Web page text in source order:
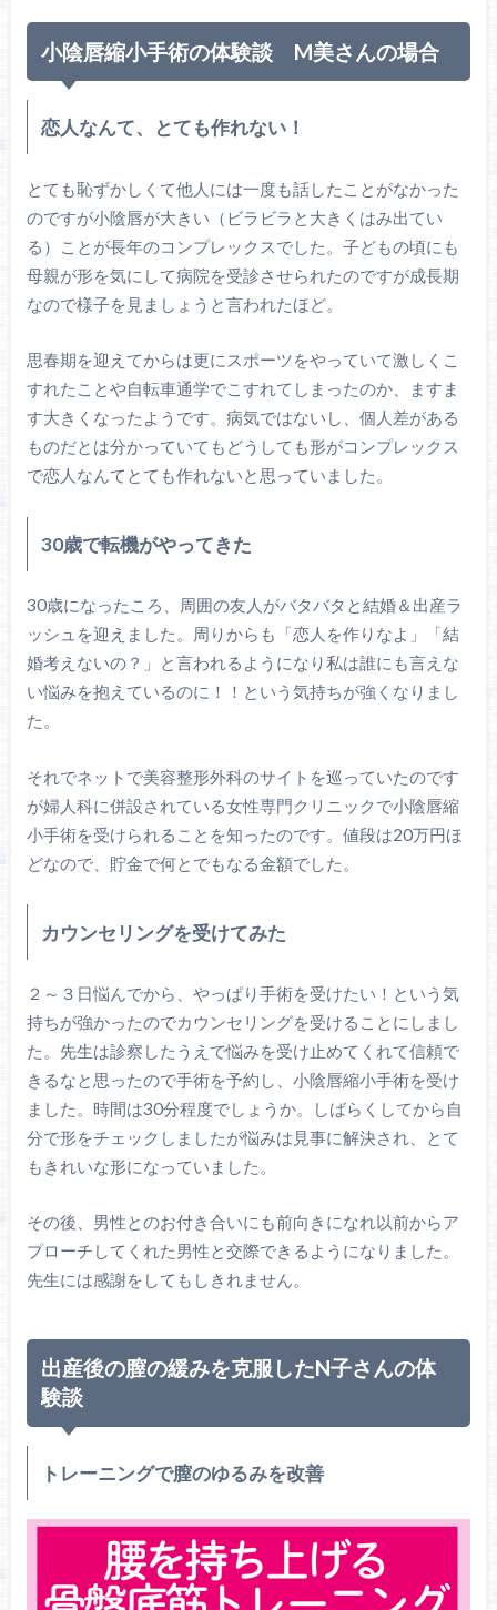
小陰唇縮小手術の体験談 M美さんの場合
恋人なんて、とても作れない！
とても恥ずかしくて他人には一度も話したことがなかった
のですが小陰唇が大きい（ビラビラと大きくはみ出てい
る）ことが長年のコンプレックスでした。子どもの頃にも
母親が形を気にして病院を受診させられたのですが成長期
なので様子を見ましょうと言われたほど。
思春期を迎えてからは更にスポーツをやっていて激しくこ
すれたことや自転車通学でこすれてしまったのか、ますま
す大きくなったようです。病気ではないし、個人差がある
ものだとは分かっていてもどうしても形がコンプレックス
で恋人なんてとても作れないと思っていました。
30歳で転機がやってきた
30歳になったころ、周囲の友人がバタバタと結婚＆出産ラ
ッシュを迎えました。周りからも「恋人を作りなよ」「結
婚考えないの？」と言われるようになり私は誰にも言えな
い悩みを抱えているのに！！という気持ちが強くなりまし
た。
それでネットで美容整形外科のサイトを巡っていたのです
が婦人科に併設されている女性専門クリニックで小陰唇縮
小手術を受けられることを知ったのです。値段は20万円ほ
どなので、貯金で何とでもなる金額でした。
カウンセリングを受けてみた
２～３日悩んでから、やっぱり手術を受けたい！という気
持ちが強かったのでカウンセリングを受けることにしまし
た。先生は診察したうえで悩みを受け止めてくれて信頼で
きるなと思ったので手術を予約し、小陰唇縮小手術を受け
ました。時間は30分程度でしょうか。しばらくしてから自
分で形をチェックしましたが悩みは見事に解決され、とて
もきれいな形になっていました。
その後、男性とのお付き合いにも前向きになれ以前からア
プローチしてくれた男性と交際できるようになりました。
先生には感謝をしてもしきれません。
出産後の膣の緩みを克服したN子さんの体
験談
トレーニングで膣のゆるみを改善